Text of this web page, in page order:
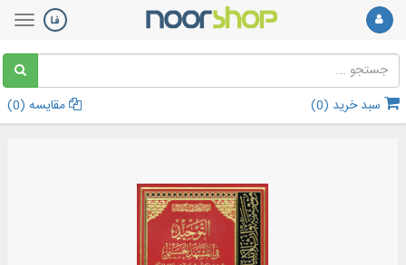
سبد خرید (0
) مقایسه (0
)